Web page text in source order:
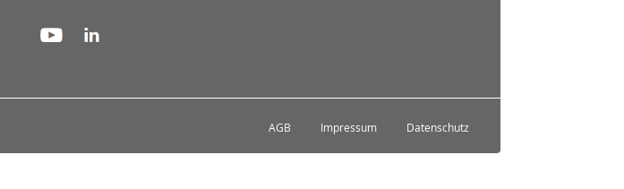
AGB Impressum Datenschutz